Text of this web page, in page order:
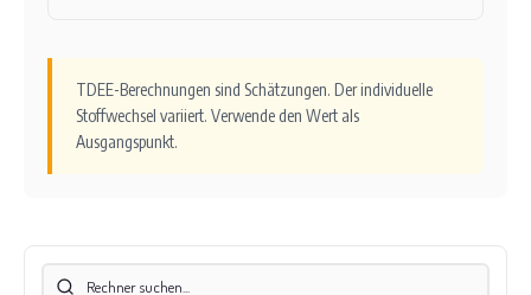
TDEE-Berechnungen sind Schätzungen. Der individuelle
Stoffwechsel variiert. Verwende den Wert als
Ausgangspunkt.